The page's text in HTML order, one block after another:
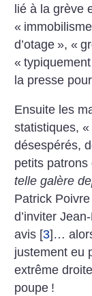
lié à la grève
« immobilisme
d’otage », «
«
la presse
Ensuite les
statistiques, «
désespérés,
petits
telle galère
Patrick
d’inviter
avis [3] …
justement eu
extrême
poupe !